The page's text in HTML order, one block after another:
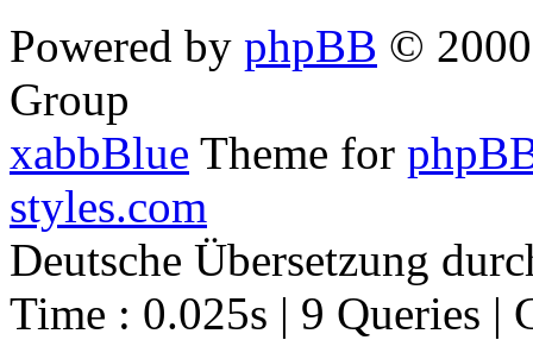
Powered by phpBB ©
Group
xabbBlue Theme for
styles.com
Deutsche Übersetzung
Time : 0.025s | 9 Queries |